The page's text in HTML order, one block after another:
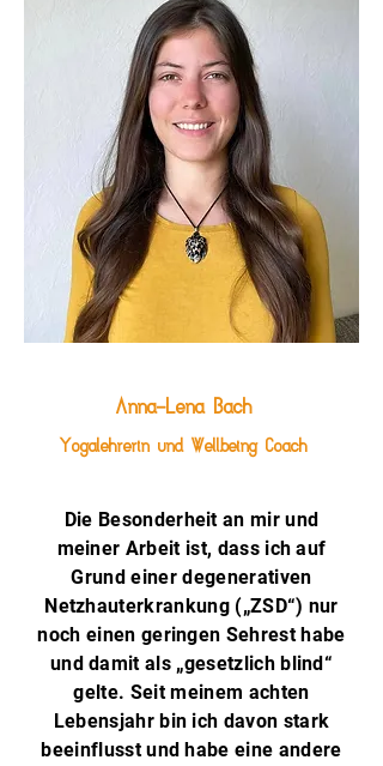
Anna-Lena Bach
Yogalehrerin und Wellbeing Coach
Die Besonderheit an mir und
meiner Arbeit ist, dass ich auf
Grund einer degenerativen
Netzhauterkrankung („ZSD“) nur
noch einen geringen Sehrest habe
und damit als „gesetzlich blind“
gelte. Seit meinem achten
Lebensjahr bin ich davon stark
beeinflusst und habe eine andere